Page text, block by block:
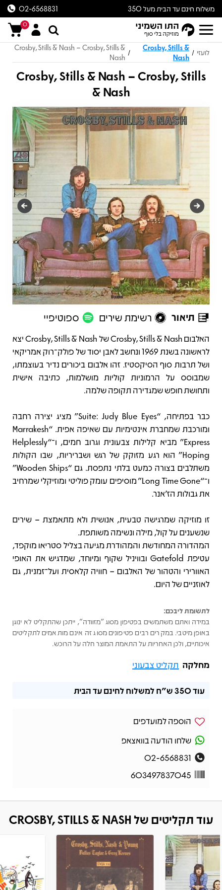
משלוח חינם עד הבית מעל 350
ש״ח
02-6568831
0
לועזי /
Crosby, Stills &
Nash
/
Crosby, Stills & Nash – Crosby, Stills &
Nash
Crosby, Stills & Nash – Crosby, Stills
& Nash
תיאור רשימת שירים ספוטיפיי
תיאור
האלבום Crosby, Stills & Nash של Crosby, Stills & Nash יצא
לראשונה בשנת 1969 ונחשב לאבן יסוד של פולק־רוק אמריקאי
ושל תרבות סוף הסיקסטיז. זהו אלבום ביכורים נדיר בעוצמתו,
שמבוסס על הרמוניות קוליות מושלמות, כתיבה אישית
ותחושת חופש שמגדירה תקופה שלמה.
כבר בפתיחה, “Suite: Judy Blue Eyes” מציג יצירה רחבה
ומורכבת שמחברת אינטימיות עם שאיפה אפית. “Marrakesh
Express” מביא קלילות צבעונית וגרוב חמים, ו־“Helplessly
Hoping” הוא רגע מזוקק של רגש ושבריריות, שבו הקולות
משתלבים בצורה כמעט בלתי נתפסת. גם “Wooden Ships”
ו־“Long Time Gone” מוסיפים עומק פוליטי ומוזיקלי שמרחיב
את גבולות הז’אנר.
זו מוזיקה שמרגישה טבעית, אנושית ולא מתאמצת – שירים
שנשענים על קול, מילה ונשימה משותפת.
המהדורה המחודשת והמהודרת מגיעה בצליל סטריאו מוקפד,
עטיפת Gatefold ובוויניל שקוף ומיוחד, שמדגיש את האופי
האוורירי והטהור של האלבום – חוויה קלאסית ועל־זמנית, גם
לאוזניים של היום.
לתשומת ליבכם:
במידה ואתם משתמשים בפטיפון מסוג "מזוודה", ייתכן שהתקליט לא ינוגן
באופן מיטבי. במקרים רבים פטיפונים מסוג זה אינם מותאמים לתקליטים
איכותיים, ולכן האחריות על התאמת המוצר חלה על הרוכש.
מחלקה תקליט צבעוני
עוד350 ש"ח למשלוח לחינם עד הבית
הוספה למועדפים
שלחו הודעה בוואצאפ
02-6568831
603497837045
עוד תקליטים של CROSBY, STILLS & NASH